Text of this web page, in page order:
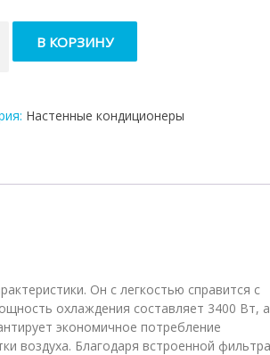
В КОРЗИНУ
Настенные кондиционеры
Он с легкостью справится с
охлаждения составляет 3400 Вт, а
экономичное потребление
воздуха. Благодаря встроенной